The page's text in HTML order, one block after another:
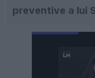
preventive a lui